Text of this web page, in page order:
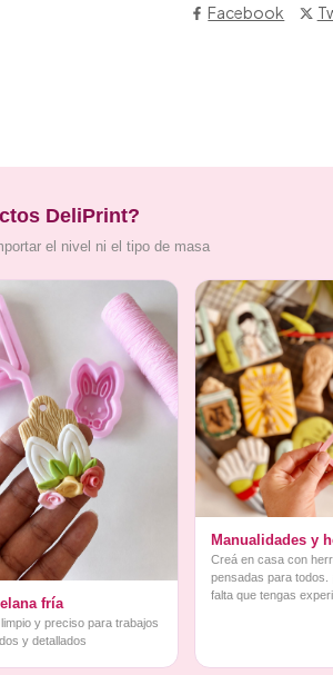
Facebook
DeliPrint?
el nivel ni el tipo de masa
fría
y preciso para trabajos
y detallados
Manualidades y
Creá en casa con
pensadas para todos.
falta que tengas